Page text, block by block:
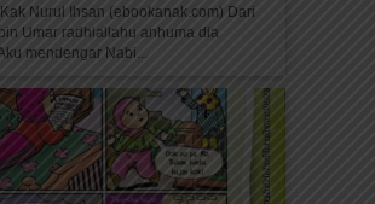
Nurul Ihsan (ebookanak.com) Dari
Umar radhiallahu anhuma dia
mendengar Nabi...